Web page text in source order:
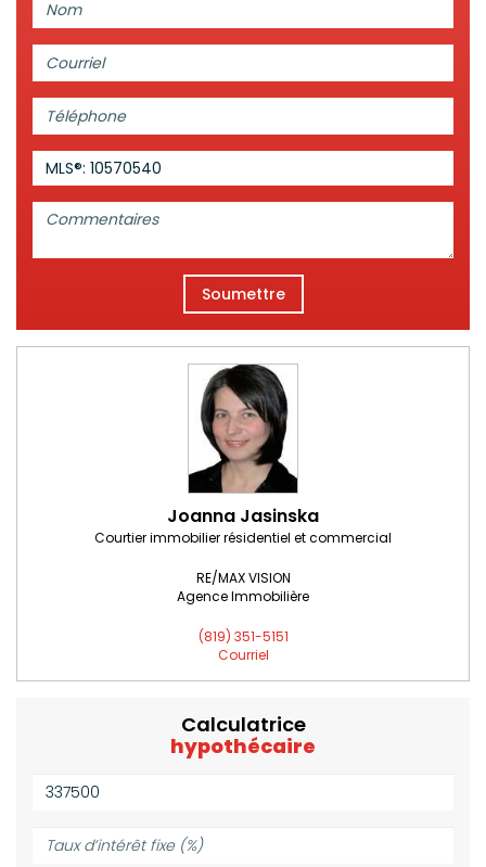
Courriel:
Téléphone:
MLS®: 10570540
Commentaires:
Soumettre
Joanna Jasinska
Courtier immobilier résidentiel et commercial
RE/MAX VISION
Agence Immobilière
(819) 351-5151
Courriel
Calculatrice
hypothécaire
Valeur
de
propriété
($):
d’intérêt